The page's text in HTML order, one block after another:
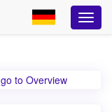
go to Overview